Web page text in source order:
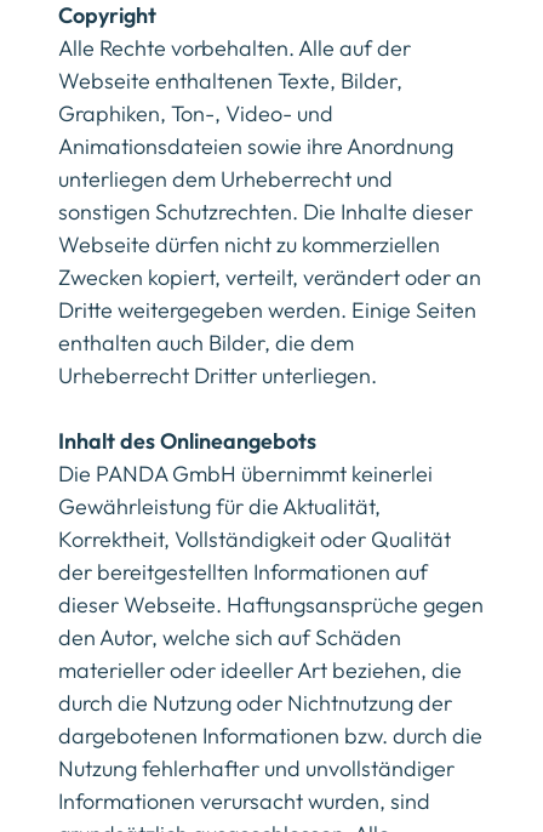
Copyright
Alle Rechte vorbehalten. Alle auf der
Webseite enthaltenen Texte, Bilder,
Graphiken, Ton-, Video- und
Animationsdateien sowie ihre Anordnung
unterliegen dem Urheberrecht und
sonstigen Schutzrechten. Die Inhalte dieser
Webseite dürfen nicht zu kommerziellen
Zwecken kopiert, verteilt, verändert oder an
Dritte weitergegeben werden. Einige Seiten
enthalten auch Bilder, die dem
Urheberrecht Dritter unterliegen.
Inhalt des Onlineangebots
Die PANDA GmbH übernimmt keinerlei
Gewährleistung für die Aktualität,
Korrektheit, Vollständigkeit oder Qualität
der bereitgestellten Informationen auf
dieser Webseite. Haftungsansprüche gegen
den Autor, welche sich auf Schäden
materieller oder ideeller Art beziehen, die
durch die Nutzung oder Nichtnutzung der
dargebotenen Informationen bzw. durch die
Nutzung fehlerhafter und unvollständiger
Informationen verursacht wurden, sind